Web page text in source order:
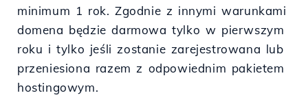
minimum 1 rok. Zgodnie z innymi warunkami
domena będzie darmowa tylko w pierwszym
roku i tylko jeśli zostanie zarejestrowana lub
przeniesiona razem z odpowiednim pakietem
hostingowym.